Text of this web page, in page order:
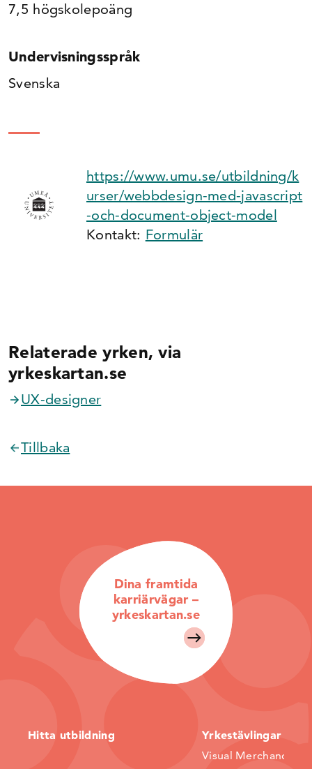
7,5 högskolepoäng
Undervisningsspråk
Svenska
https://www.umu.se/utbildning/k
urser/webbdesign-med-javascript
-och-document-object-model
Kontakt: Formulär
Relaterade yrken, via
yrkeskartan.se
UX-designer
Tillbaka
Dina framtida
karriärvägar –
yrkeskartan.se
Hitta utbildning Yrkestävlingar
Visual Merchandiser